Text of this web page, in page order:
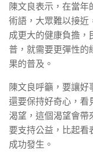
陳文良表示，在當年
術語，大眾難以接近
成更大的健康負擔，
普，就需要更彈性的
果的普及。
陳文良呼籲，要讓
還要保持好奇心，看
渴望，這個渴望會帶
要支持公益，比起看
成功發生。